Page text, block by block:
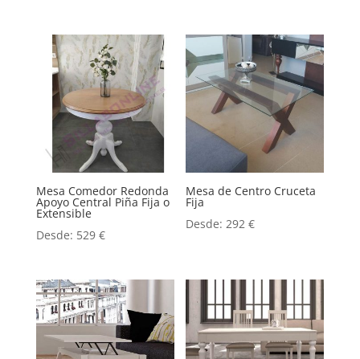
Mesa Comedor Redonda
Apoyo Central Piña Fija o
Extensible
Desde: 529 €
Mesa de Centro Cruceta
Fija
Desde:292€